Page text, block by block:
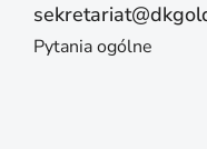
Pytania ogólne